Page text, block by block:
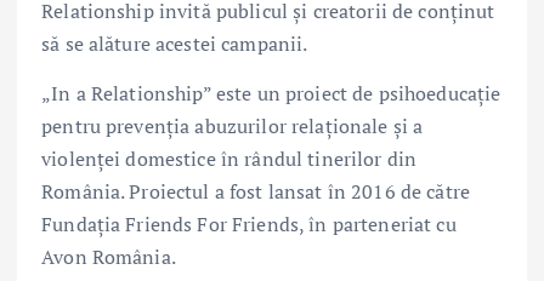
Relationship invită publicul și creatorii de conținut
să se alăture acestei campanii.
„In a Relationship” este un proiect de psihoeducație
pentru prevenția abuzurilor relaționale și a
violenței domestice în rândul tinerilor din
România. Proiectul a fost lansat în 2016 de către
Fundația Friends For Friends, în parteneriat cu
Avon România.